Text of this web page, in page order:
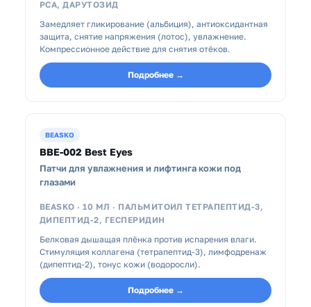
РСА, ДАРУТОЗИД
Замедляет гликирование (альбиция), антиоксидантная
защита, снятие напряжения (лотос), увлажнение.
Компрессионное действие для снятия отёков.
Подробнее →
BEASKO
BBE-002 Best Eyes
Патчи для увлажнения и лифтинга кожи под
глазами
BEASKO · 10 МЛ · ПАЛЬМИТОИЛ ТЕТРАПЕПТИД-3,
ДИПЕПТИД-2, ГЕСПЕРИДИН
Белковая дышащая плёнка против испарения влаги.
Стимуляция коллагена (тетрапептид-3), лимфодренаж
(дипептид-2), тонус кожи (водоросли).
Подробнее →